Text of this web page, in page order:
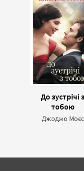
До зустрічі з
тобою
Джоджо Моєс